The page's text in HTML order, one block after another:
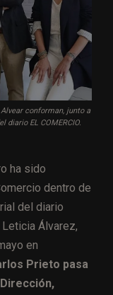
conforman, junto a
diario EL COMERCIO.
ha sido
dentro de
del diario
Álvarez,
en
Prieto pasa